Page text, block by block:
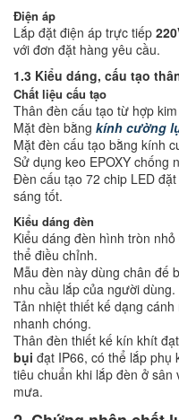
Điện áp
Lắp đặt điện áp trực tiếp
với đơn đặt hàng yêu cầu.
1.3 Kiểu dáng, cấu tạo
Chất liệu cấu tạo
Thân đèn cấu tạo từ hợp
Mặt đèn bằng kính cường
Mặt đèn cấu tạo bằng kính
Sử dụng keo EPOXY chống
Đèn cấu tạo 72 chip LED
sáng tốt.
Kiểu dáng đèn
Kiểu dáng đèn hình tròn
thể điều chỉnh.
Mẫu đèn này dùng chân đế
nhu cầu lắp của người dùng.
Tản nhiệt thiết kế dạng
nhanh chóng.
Thân đèn thiết kế kín khít
bụi đạt IP66, có thể lắp phụ
tiêu chuẩn khi lắp đèn ở
mưa.